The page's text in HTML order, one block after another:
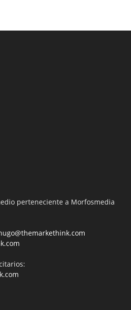
perteneciente a Morfosmedia